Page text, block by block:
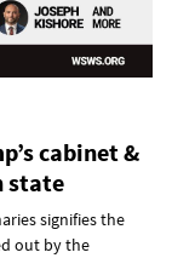
cabinet &
state
signifies the
out by the